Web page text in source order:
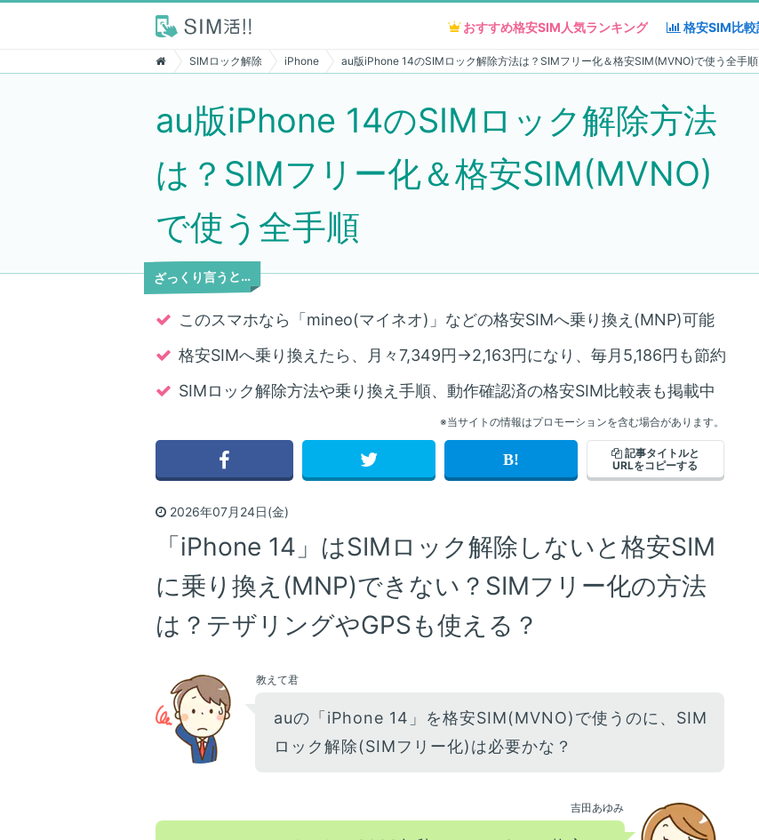
おすすめ格安SIM人気ランキング 格安SIM比
SIMロック解除 iPhone au版iPhone 14のSIMロック解除方法は？SIMフリー化＆格安SIM(MVNO)で使う全手順
au版iPhone 14のSIMロック解除方法
は？SIMフリー化＆格安SIM(MVNO)
で使う全手順
ざっくり言うと…
このスマホなら「mineo(マイネオ)」などの格安SIMへ乗り換え(MNP)可能
格安SIMへ乗り換えたら、月々7,349円→2,163円になり、毎月5,186円も節約
SIMロック解除方法や乗り換え手順、動作確認済の格安SIM比較表も掲載中
※当サイトの情報はプロモーションを含む場合があります。
記事タイトルと
URLをコピーする
2026年07月24日(金)
「iPhone 14」はSIMロック解除しないと格安SIM
に乗り換え(MNP)できない？SIMフリー化の方法
は？テザリングやGPSも使える？
教えて君
auの「iPhone 14」を格安SIM(MVNO)で使うのに、SIM
ロック解除(SIMフリー化)は必要かな？
吉田あゆみ
おすすめ格安SIM人気ランキング 格安SIM比